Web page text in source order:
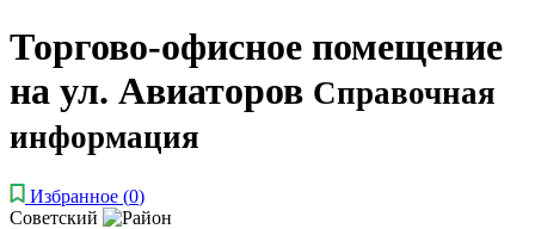
Торгово-офисное помещение
на ул. Авиаторов Справочная
информация
Избранное (0)
Советский